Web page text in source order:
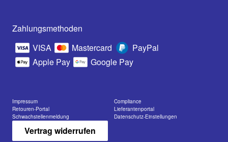
Zahlungsmethoden
VISA
Mastercard
PayPal
Apple Pay
Google Pay
Impressum
Compliance
Retouren-Portal
Lieferantenportal
Schwachstellenmeldung
Datenschutz-Einstellungen
Vertrag widerrufen